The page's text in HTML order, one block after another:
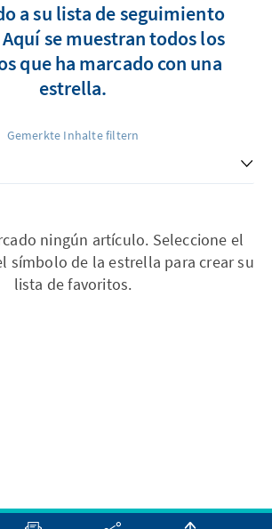
a su lista de seguimiento
se muestran todos los
que ha marcado con una
estrella.
Gemerkte Inhalte filtern
ningún artículo. Seleccione el
símbolo de la estrella para crear su
lista de favoritos.